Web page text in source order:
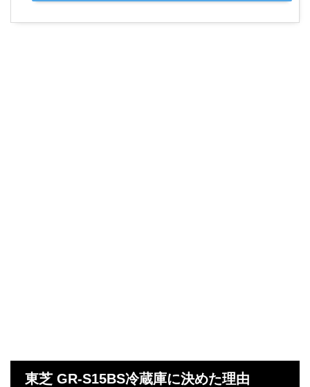
東芝 GR-S15BS冷蔵庫に決めた理由